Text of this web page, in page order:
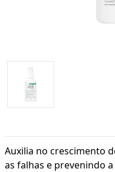
Auxilia no crescimento
as falhas e prevenindo